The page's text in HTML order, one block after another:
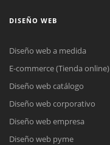
DISEÑO WEB
Diseño web a medida
E-commerce (Tienda online)
Diseño web catálogo
Diseño web corporativo
Diseño web empresa
Diseño web pyme